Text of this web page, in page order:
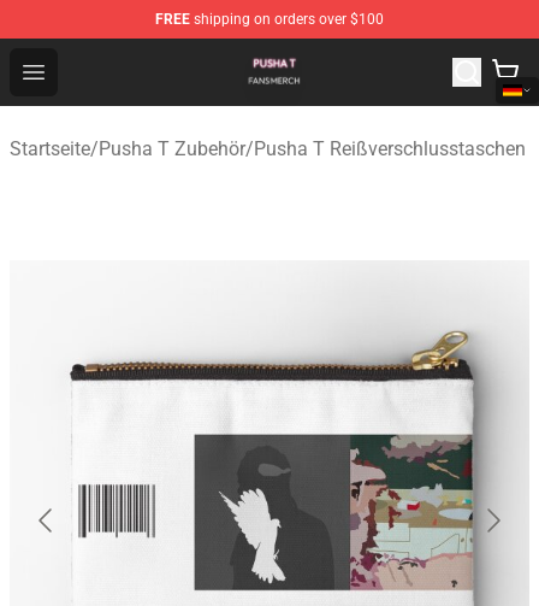
FREE shipping on orders over $100
Open menu
Pusha T Shop - Official Pusha T Merchandise Store
Startseite/Pusha T Zubehör/Pusha T Reißverschlusstaschen